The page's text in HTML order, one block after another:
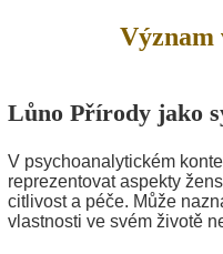
Význam
Lůno Přírody jako
V psychoanalytickém
reprezentovat aspekty
citlivost a péče. Může
vlastnosti ve svém životě